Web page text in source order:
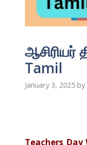
ஆசிரியர்
Tamil
January 3, 2025 by
Teachers